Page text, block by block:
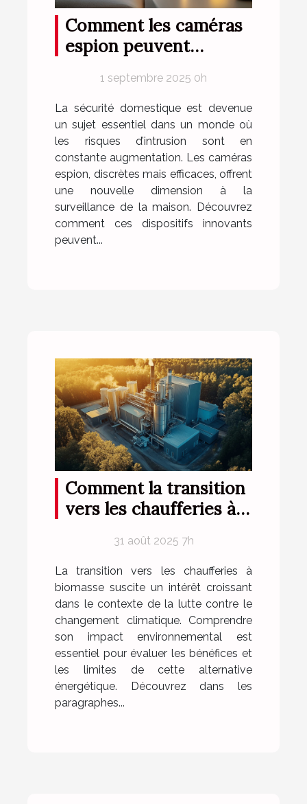
Comment les caméras
espion peuvent
domestique ?
1 septembre 2025 0h
La sécurité domestique est devenue
un sujet essentiel dans un monde où
les risques d’intrusion sont en
constante augmentation. Les caméras
espion, discrètes mais efficaces, offrent
une nouvelle dimension à la
surveillance de la maison. Découvrez
comment ces dispositifs innovants
peuvent...
Comment la transition
vers les chaufferies à
sur l'environnement ?
31 août 2025 7h
La transition vers les chaufferies à
biomasse suscite un intérêt croissant
dans le contexte de la lutte contre le
changement climatique. Comprendre
son impact environnemental est
essentiel pour évaluer les bénéfices et
les limites de cette alternative
énergétique. Découvrez dans les
paragraphes...